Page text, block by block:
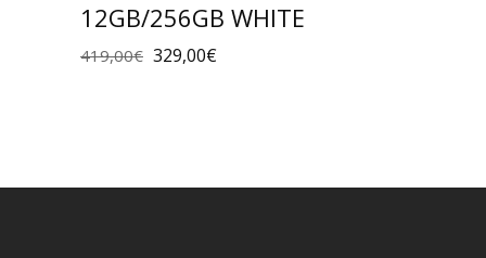
12GB/256GB WHITE
419,00€ 329,00€